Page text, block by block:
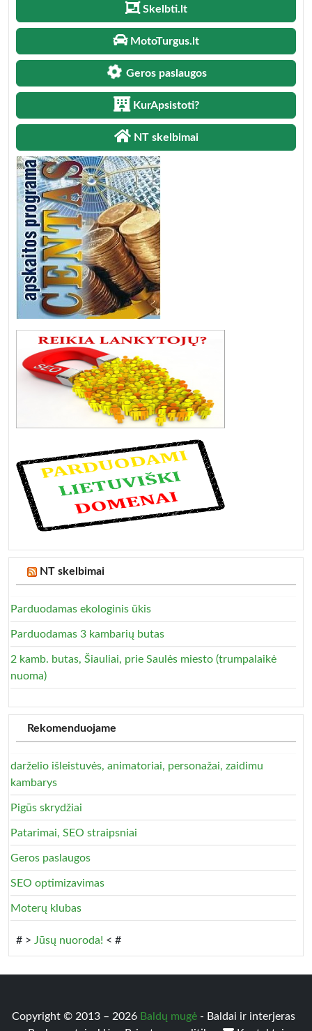
Skelbti.lt
MotoTurgus.lt
Geros paslaugos
KurApsistoti?
NT skelbimai
NT skelbimai
Parduodamas ekologinis ūkis
Parduodamas 3 kambarių butas
2 kamb. butas, Šiauliai, prie Saulės miesto (trumpalaikė
nuoma)
Rekomenduojame
darželio išleistuvės, animatoriai, personažai, zaidimu
kambarys
Pigūs skrydžiai
Patarimai, SEO straipsniai
Geros paslaugos
SEO optimizavimas
Moterų klubas
# > Jūsų nuoroda! < #
Copyright © 2013 – 2026 Baldų mugė - Baldai ir interjeras